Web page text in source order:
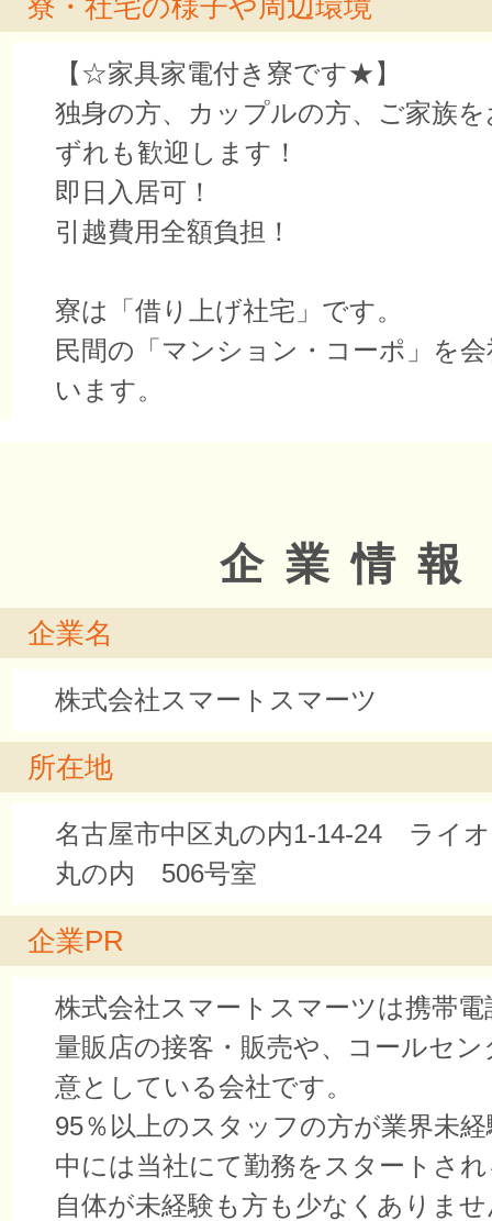
寮・社宅の様子や周辺環境
【☆家具家電付き寮です★】
独身の方、カップルの方、ご家族
ずれも歓迎します！
即日入居可！
引越費用全額負担！
寮は「借り上げ社宅」です。
民間の「マンション・コーポ」を
います。
企業情報
企業名
株式会社スマートスマーツ
所在地
名古屋市中区丸の内1-14-24 ライ
丸の内 506号室
企業PR
株式会社スマートスマーツは携帯
量販店の接客・販売や、コールセ
意としている会社です。
95％以上のスタッフの方が業界未
中には当社にて勤務をスタートさ
自体が未経験も方も少なくありま